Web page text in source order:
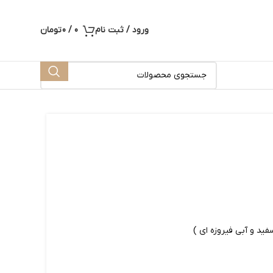
ورود / ثبت نام 0
/
0تومان
و آبی فیروزه ای )